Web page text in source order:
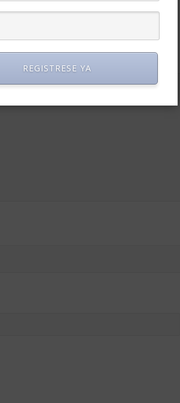
están marcados con*
REGISTRESE YA